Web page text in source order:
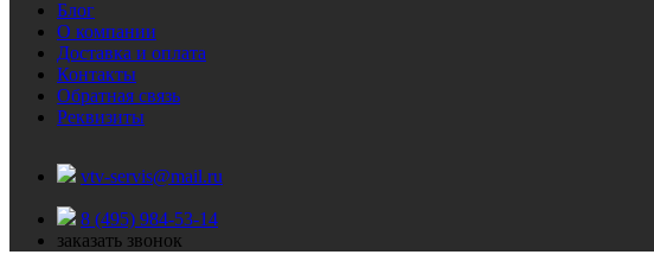
Блог
О компании
Доставка и оплата
Контакты
Обратная связь
Реквизиты
vtv-servis@mail.ru
8 (495) 984-53-14
заказать звонок